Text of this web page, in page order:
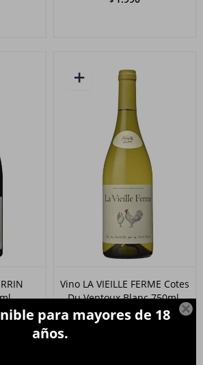

para mayores de 18
años.
Vino LA VIEILLE FERME Cotes
Du Ventoux Blanc 750ml.
$ 790